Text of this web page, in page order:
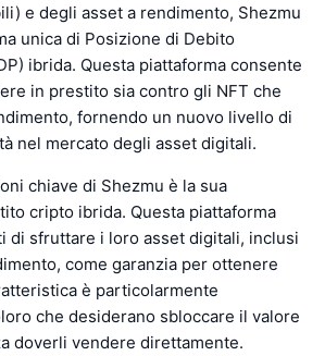
e degli asset a rendimento, Shezmu
unica di Posizione di Debito
ibrida. Questa piattaforma consente
in prestito sia contro gli NFT che
fornendo un nuovo livello di
nel mercato degli asset digitali.
chiave di Shezmu è la sua
cripto ibrida. Questa piattaforma
di sfruttare i loro asset digitali, inclusi
come garanzia per ottenere
è particolarmente
che desiderano sbloccare il valore
doverli vendere direttamente.